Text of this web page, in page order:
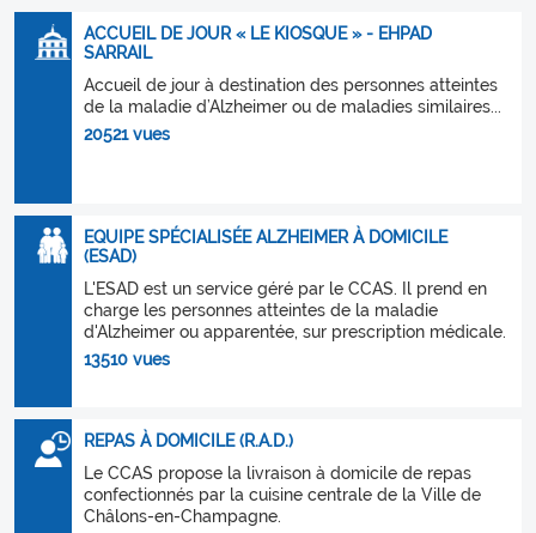
ACCUEIL DE JOUR « LE KIOSQUE » - EHPAD
SARRAIL
Accueil de jour à destination des personnes atteintes
de la maladie d’Alzheimer ou de maladies similaires...
20521 vues
EQUIPE SPÉCIALISÉE ALZHEIMER À DOMICILE
(ESAD)
L'ESAD est un service géré par le CCAS. Il prend en
charge les personnes atteintes de la maladie
d'Alzheimer ou apparentée, sur prescription médicale.
13510 vues
REPAS À DOMICILE (R.A.D.)
Le CCAS propose la livraison à domicile de repas
confectionnés par la cuisine centrale de la Ville de
Châlons-en-Champagne.